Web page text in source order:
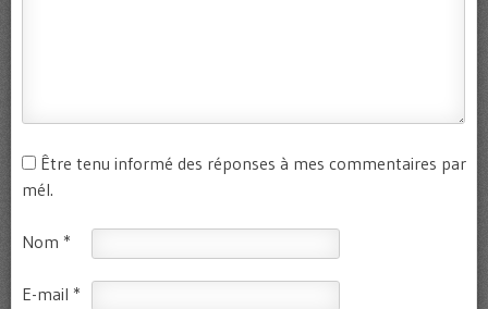
Être tenu informé des réponses à mes commentaires par
mél.
Nom *
E-mail *